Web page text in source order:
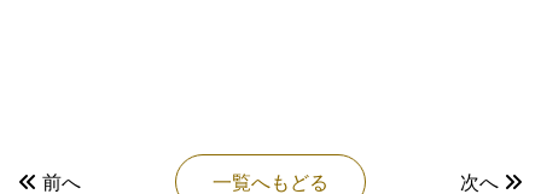
前へ 一覧へもどる 次へ